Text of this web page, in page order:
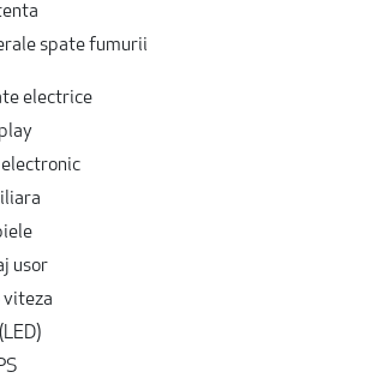
spate fumurii
electrice
usor